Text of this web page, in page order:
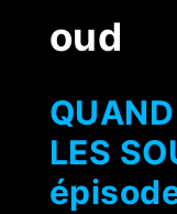
oud
LES